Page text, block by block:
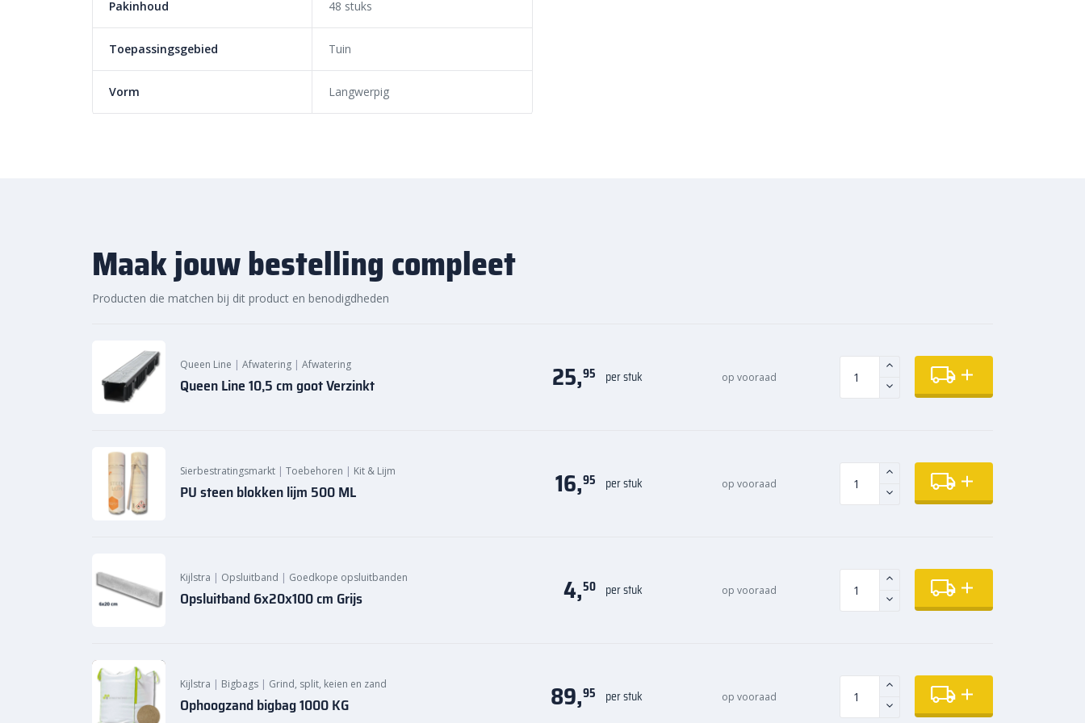
juiste oplossing voor jouw project. Ontdek de hoogwaardige kwaliteit, voordelige
prijs en snelle levering bij Sierbestratingsmarkt.com.
Pakinhoud 48 stuks
Toepassingsgebied Tuin
Vorm Langwerpig
Maak jouw bestelling compleet
Producten die matchen bij dit product en benodigdheden
Queen Line | Afwatering | Afwatering
Queen Line 10,5 cm goot Verzinkt 25,95 per stuk op vooraad
Sierbestratingsmarkt | Toebehoren | Kit & Lijm
PU steen blokken lijm 500 ML 16,95 per stuk op vooraad
Kijlstra | Opsluitband | Goedkope opsluitbanden
Opsluitband 6x20x100 cm Grijs 4,50 per stuk op vooraad
Kijlstra | Bigbags | Grind, split, keien en zand
Ophoogzand bigbag 1000 KG 89,95 per stuk op vooraad